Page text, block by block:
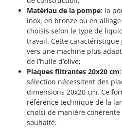
Matériau de la pompe: la
inox, en bronze ou en
choisis selon le type de
travail. Cette caractéristique
vers une machine plus
de l’huile d’olive;
Plaques filtrantes 20x20 cm
sélection nécessitent des
dimensions 20x20 cm. Ce
référence technique de la
choisi de manière
souhaité.